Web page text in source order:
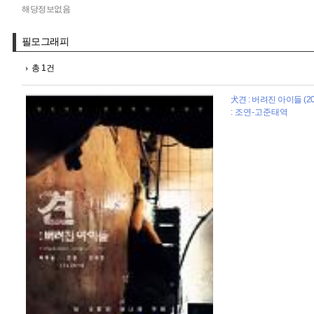
해당정보없음
필모그래피
총 1건
犬견 : 버려진 아이들
: 조연-고준태역